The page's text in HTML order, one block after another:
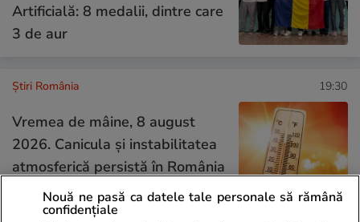
Artificială: 8 medalii, dintre care
3 de aur
Știri România 19:30
Vremea de mâine, 8 august
2026. Canicula și instabilitatea
atmosferică persistă în România
și peste weekend
Nouă ne pasă ca datele tale personale să rămână
confidențiale